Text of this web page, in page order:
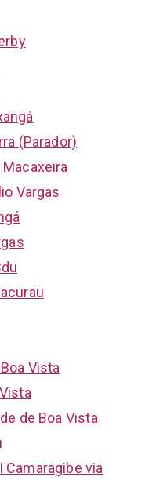
(Parador)
Vargas
Vista
de Boa Vista
Camaragibe via